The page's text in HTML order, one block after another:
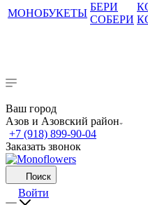
МОНОБУКЕТЫ
БЕРИ
СОБЕРИ
Ваш город
Азов и Азовский район
+7 (918) 899-90-04
Заказать звонок
Поиск
Войти